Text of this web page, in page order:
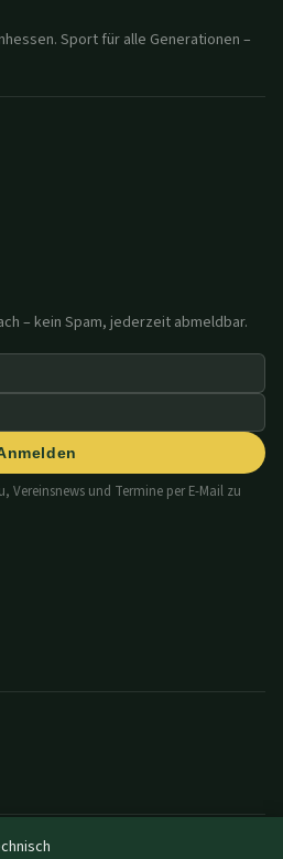
Sport für alle Generationen –
– kein Spam, jederzeit abmeldbar.
Vereinsnews und Termine per E-Mail zu
— Alle Rechte vorbehalten.